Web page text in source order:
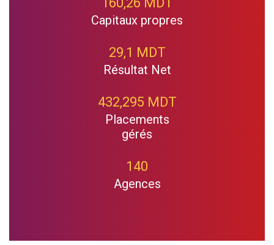
Capitaux propres
29,1 MDT
Résultat Net
432,295 MDT
Placements
gérés
140
Agences